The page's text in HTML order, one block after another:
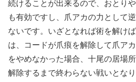
続けることが出来るので、おとり
も有効ですし、爪アカの力として
ないです。いざとなれば術を解け
は、コードが爪痕を解除して爪ア
をやめなかった場合、十尾の居場
解除するまで終わらない戦いとな